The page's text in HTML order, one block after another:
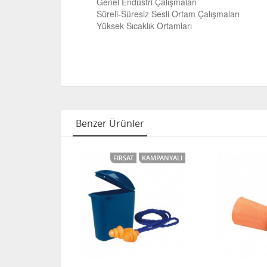
Süreli-Süresiz Sesli Ortam Çalışmaları
Yüksek Sıcaklık Ortamları
Benzer Ürünler
FIRSAT KAMPANYALI